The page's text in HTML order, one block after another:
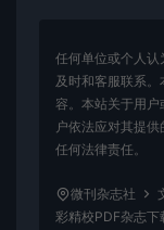
任何单位或个人
及时和客服联系
容。本站关于用
户依法应对其提
任何法律责任。
微刊杂志社
彩精校PDF杂志下